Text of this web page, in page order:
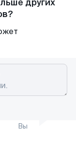
других
Вы